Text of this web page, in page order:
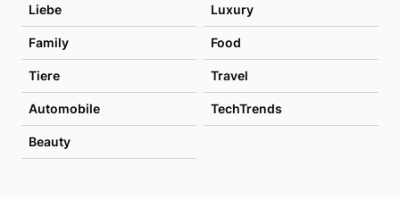
Liebe Luxury
Family Food
Tiere Travel
Automobile TechTrends
Beauty